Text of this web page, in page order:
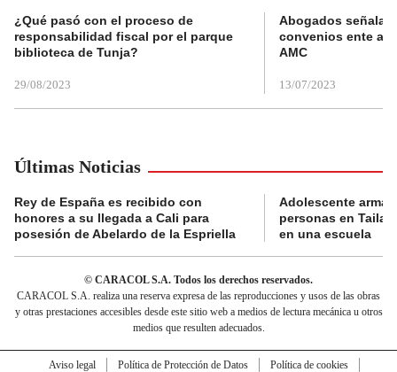
¿Qué pasó con el proceso de
responsabilidad fiscal por el parque
biblioteca de Tunja?
29/08/2023
Abogados
convenios ente
AMC
13/07/2023
Últimas Noticias
Rey de España es recibido con
honores a su llegada a Cali para
posesión de Abelardo de la Espriella
Adolescente
personas en
en una escuela
© CARACOL S.A. Todos los derechos reservados.
CARACOL S.A. realiza una reserva expresa de las reproducciones y usos de las obras
y otras prestaciones accesibles desde este sitio web a medios de lectura mecánica u otros
medios que resulten adecuados.
Aviso legal Política de Protección de Datos
Política de cookies